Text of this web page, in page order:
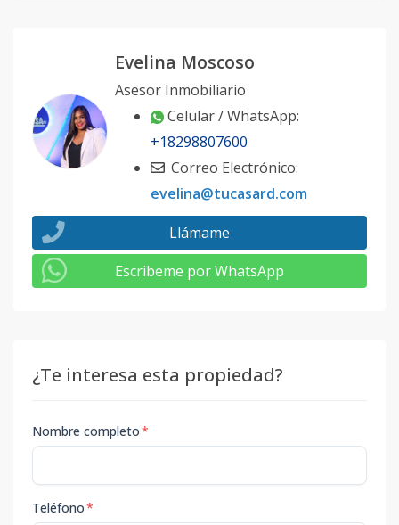
Evelina Moscoso
Asesor Inmobiliario
Celular / WhatsApp:
+18298807600
Correo Electrónico:
evelina@tucasard.com
Llámame
Escribeme por WhatsApp
¿Te interesa esta propiedad?
Nombre completo*
Teléfono*